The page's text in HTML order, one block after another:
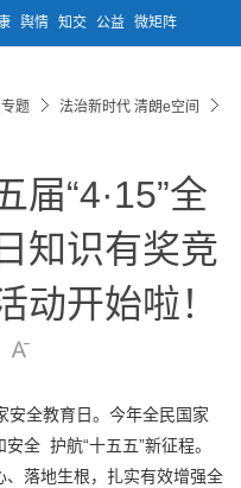
舆情 知交 公益 微矩阵
题
法治新时代 清朗e空间
届“4·15”全
知识有奖竞
动开始啦！
安全教育日。今年全民国家
全 护航“十五五”新征程。
落地生根，扎实有效增强全